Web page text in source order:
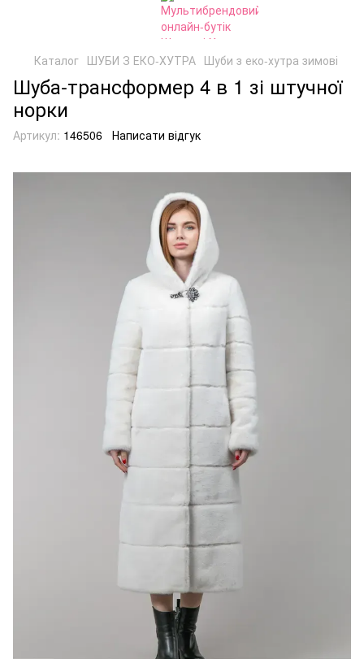
Каталог ШУБИ З ЕКО-ХУТРА Шуби з еко-хутра зимові
Шуба-трансформер 4 в 1 зі штучної
норки
Артикул: 146506 Написати відгук